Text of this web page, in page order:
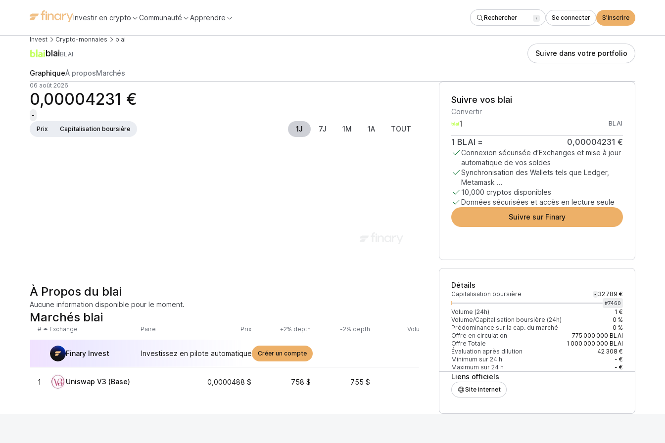
Investir en crypto Communauté Apprendre Rechercher / Se connecter S'inscrire
Invest Crypto-monnaies blai
blaiBLAI Suivre dans votre portfolio
GraphiqueÀ proposMarchés
06 août 2026
0,00004231 €
-
Prix
Capitalisation boursière 1J 7J 1M 1A TOUT
Suivre vos blai
Convertir
BLAI
1 BLAI = 0,00004231 €
Connexion sécurisée d’Exchanges et mise à jour
automatique de vos soldes
Synchronisation des Wallets tels que Ledger,
Metamask ...
10,000 cryptos disponibles
Données sécurisées et accès en lecture seule
Suivre sur Finary
Détails
Capitalisation boursière - 32 789 €
#7460
Volume (24h)
1 €
Volume/Capitalisation boursière (24h)
0 %
Prédominance sur la cap. du marché
0 %
Offre en circulation
775 000 000 BLAI
Offre Totale
1 000 000 000 BLAI
Évaluation après dilution
42 308 €
Minimum sur 24 h
- €
Maximum sur 24 h
- €
Liens officiels
Site internet
À Propos du blai
Aucune information disponible pour le moment.
Marchés blai
# Exchange Paire Prix +2% depth -2% depth Volume (24h) % du volume Confiance Mis à jour
Finary Invest Investissez en pilote automatique Créer un compte
1 Uniswap V3 (Base) 0,0000488 $ 758 $ 755 $ 100 %